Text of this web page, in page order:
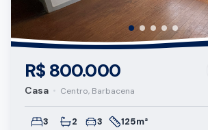
R$ 800.000
Casa • Centro, Barbacena
3 2 3 125m²